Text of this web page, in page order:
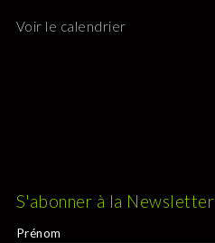
Voir le calendrier
S'abonner à la Newsletter
Prénom